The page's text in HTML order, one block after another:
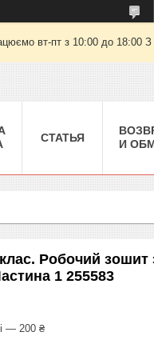
вт-пт з 10:00 до 18:00 З
СТАТЬЯ
И
клас. Робочий
1 255583
— 200 ₴